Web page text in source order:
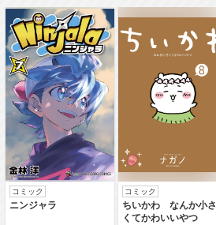
コミック
ニンジャラ
コミック
ちいかわ なんか小さ
くてかわいいやつ